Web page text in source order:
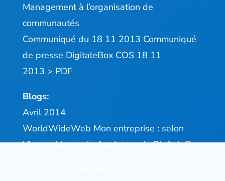
Management à l’organisation de
communautés
Communiqué du 18 11 2013 Communiqué
de presse DigitaleBox COS 18 11
2013 > PDF
Blogs:
Avril 2014
WorldWideWeb Mon entreprise : selon
Vincent Moncenis, fondateur de DigitaleBox